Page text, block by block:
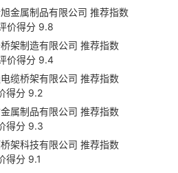
金属制品有限公司 推荐指数
得分 9.8
架制造有限公司 推荐指数
得分 9.4
缆桥架有限公司 推荐指数
分 9.2
属制品有限公司 推荐指数
分 9.3
架科技有限公司 推荐指数
分 9.1